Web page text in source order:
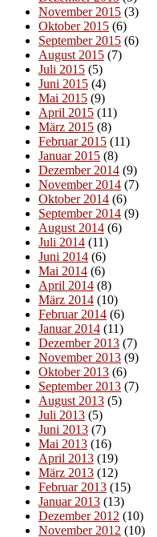
November 2015 (3)
Oktober 2015 (6)
September 2015 (6)
August 2015 (7)
Juli 2015 (5)
Juni 2015 (4)
Mai 2015 (9)
April 2015 (11)
März 2015 (8)
Februar 2015 (11)
Januar 2015 (8)
Dezember 2014 (9)
November 2014 (7)
Oktober 2014 (6)
September 2014 (9)
August 2014 (6)
Juli 2014 (11)
Juni 2014 (6)
Mai 2014 (6)
April 2014 (8)
März 2014 (10)
Februar 2014 (6)
Januar 2014 (11)
Dezember 2013 (7)
November 2013 (9)
Oktober 2013 (6)
September 2013 (7)
August 2013 (5)
Juli 2013 (5)
Juni 2013 (7)
Mai 2013 (16)
April 2013 (19)
März 2013 (12)
Februar 2013 (15)
Januar 2013 (13)
Dezember 2012 (10)
November 2012 (10)